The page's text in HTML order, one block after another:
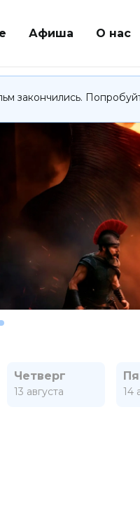
Афиша О нас
Четверг
13 августа 14
закончились.